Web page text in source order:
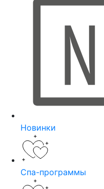
Новинки
Спа-программы